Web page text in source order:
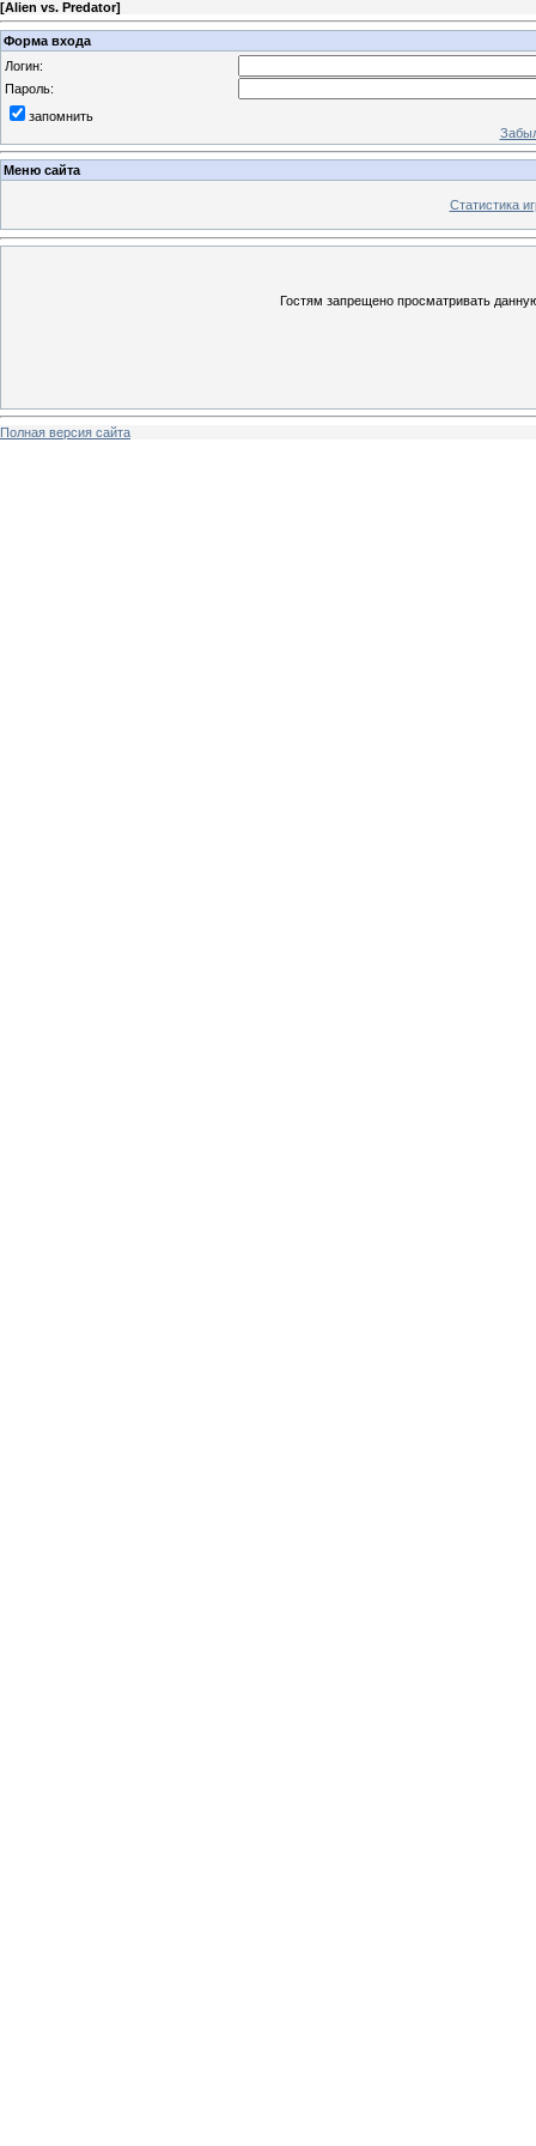
[Alien vs. Predator]
Форма входа
Логин:
Пароль:
запомнить
Меню сайта
Статистика
Гостям запрещено просматривать
Полная версия сайта